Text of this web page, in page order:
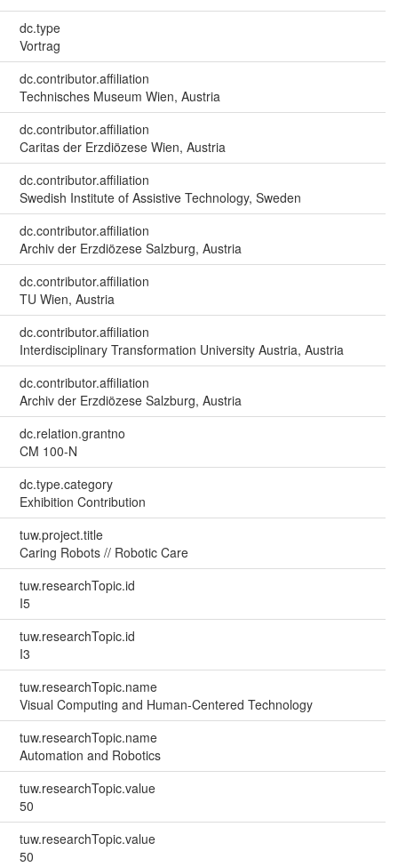
dc.type
Vortrag
dc.contributor.affiliation
Technisches Museum Wien, Austria
dc.contributor.affiliation
Caritas der Erzdiözese Wien, Austria
dc.contributor.affiliation
Swedish Institute of Assistive Technology, Sweden
dc.contributor.affiliation
Archiv der Erzdiözese Salzburg, Austria
dc.contributor.affiliation
TU Wien, Austria
dc.contributor.affiliation
Interdisciplinary Transformation University Austria, Austria
dc.contributor.affiliation
Archiv der Erzdiözese Salzburg, Austria
dc.relation.grantno
CM 100-N
dc.type.category
Exhibition Contribution
tuw.project.title
Caring Robots // Robotic Care
tuw.researchTopic.id
I5
tuw.researchTopic.id
I3
tuw.researchTopic.name
Visual Computing and Human-Centered Technology
tuw.researchTopic.name
Automation and Robotics
tuw.researchTopic.value
50
tuw.researchTopic.value
50